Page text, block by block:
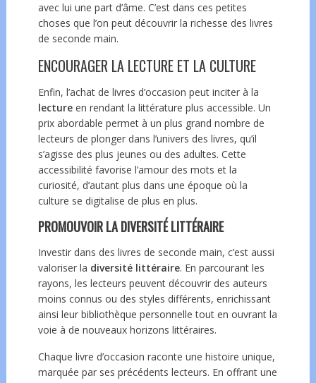
avec lui une part d’âme. C’est dans ces petites
choses que l’on peut découvrir la richesse des livres
de seconde main.
ENCOURAGER LA LECTURE ET LA CULTURE
Enfin, l’achat de livres d’occasion peut inciter à la
lectureen rendant la littérature plus accessible. Un
prix abordable permet à un plus grand nombre de
lecteurs de plonger dans l’univers des livres, qu’il
s’agisse des plus jeunes ou des adultes. Cette
accessibilité favorise l’amour des mots et la
curiosité, d’autant plus dans une époque où la
culture se digitalise de plus en plus.
PROMOUVOIR LA DIVERSITÉ LITTÉRAIRE
Investir dans des livres de seconde main, c’est aussi
valoriser la diversité littéraire. En parcourant les
rayons, les lecteurs peuvent découvrir des auteurs
moins connus ou des styles différents, enrichissant
ainsi leur bibliothèque personnelle tout en ouvrant la
voie à de nouveaux horizons littéraires.
Chaque livre d’occasion raconte une histoire unique,
marquée par ses précédents lecteurs. En offrant une